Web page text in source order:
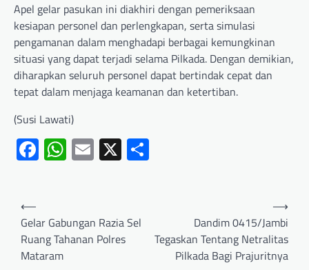
Apel gelar pasukan ini diakhiri dengan pemeriksaan
kesiapan personel dan perlengkapan, serta simulasi
pengamanan dalam menghadapi berbagai kemungkinan
situasi yang dapat terjadi selama Pilkada. Dengan demikian,
diharapkan seluruh personel dapat bertindak cepat dan
tepat dalam menjaga keamanan dan ketertiban.
(Susi Lawati)
Facebook
WhatsApp
Email
X
⟵
Gelar Gabungan Razia Sel
Ruang Tahanan Polres
Mataram
Dandim 0415/Jambi
Tegaskan Tentang Netralitas
Pilkada Bagi Prajuritnya
⟶